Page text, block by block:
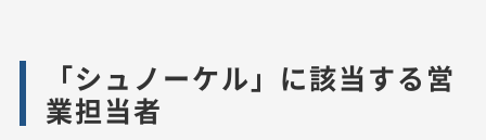
「シュノーケル」に該当する営
業担当者